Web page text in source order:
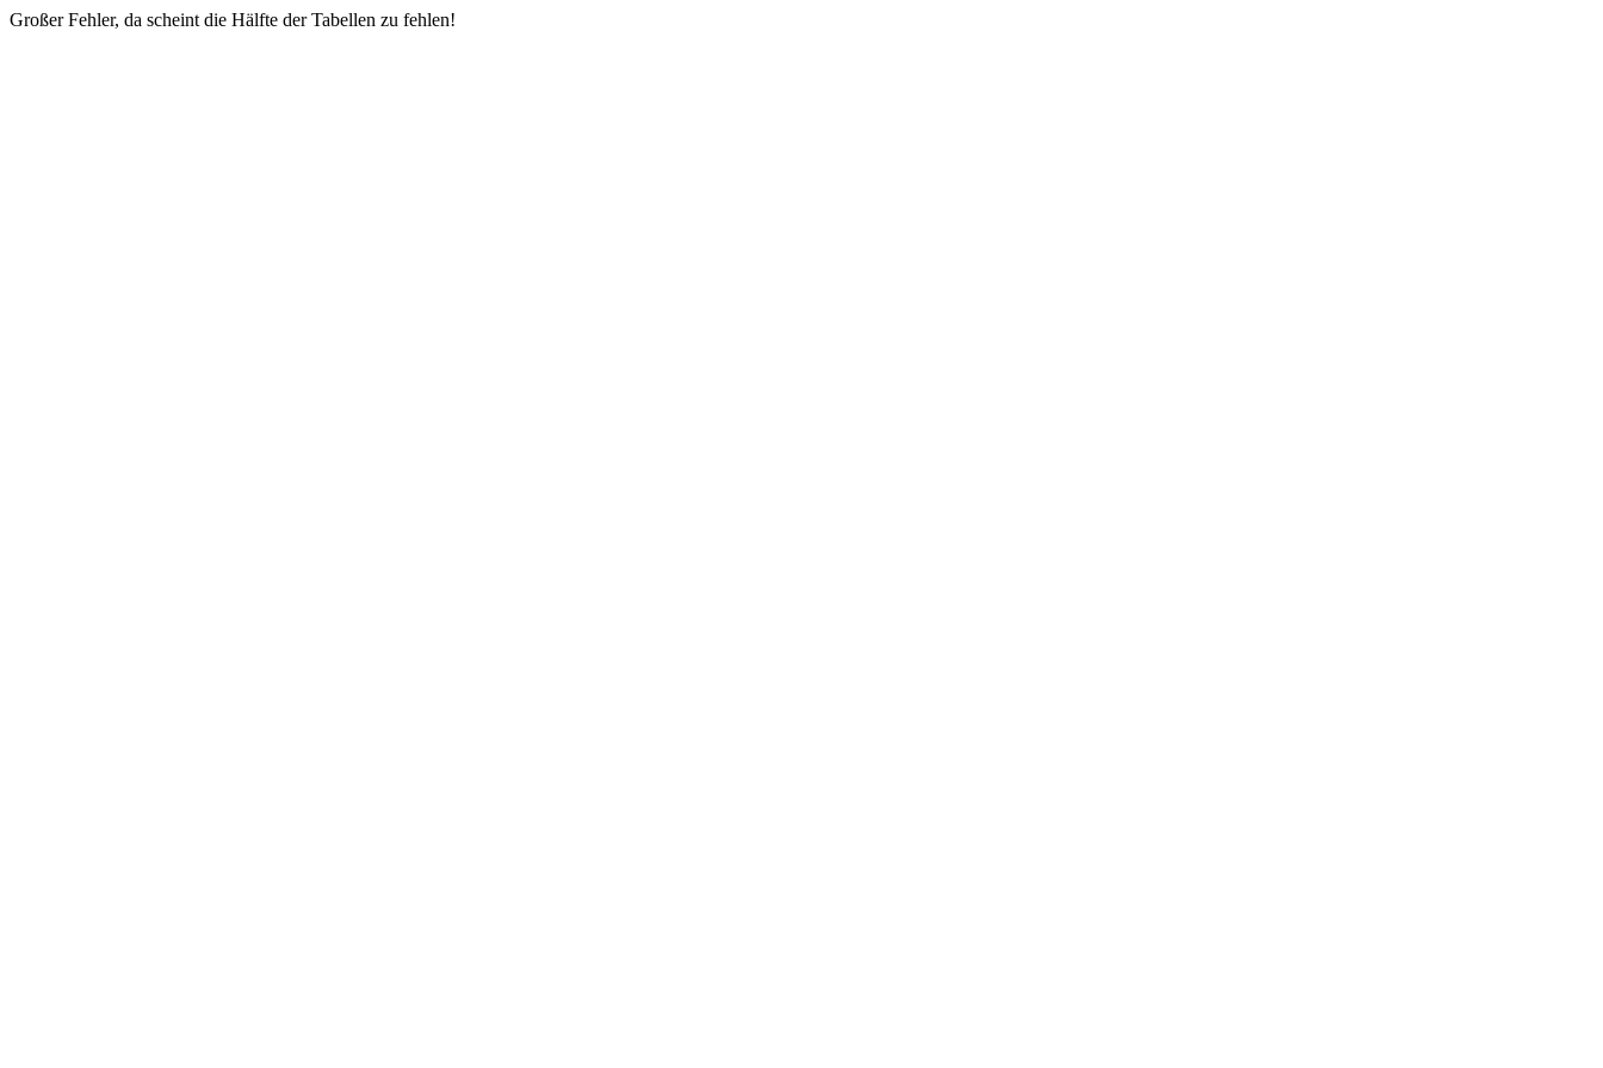
Großer Fehler, da scheint die Hälfte der Tabellen zu fehlen!